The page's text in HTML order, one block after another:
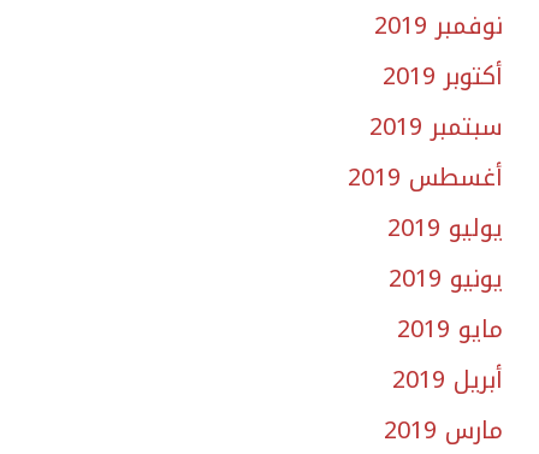
نوفمبر 2019
أكتوبر 2019
سبتمبر 2019
أغسطس 2019
يوليو 2019
يونيو 2019
مايو 2019
أبريل 2019
مارس 2019